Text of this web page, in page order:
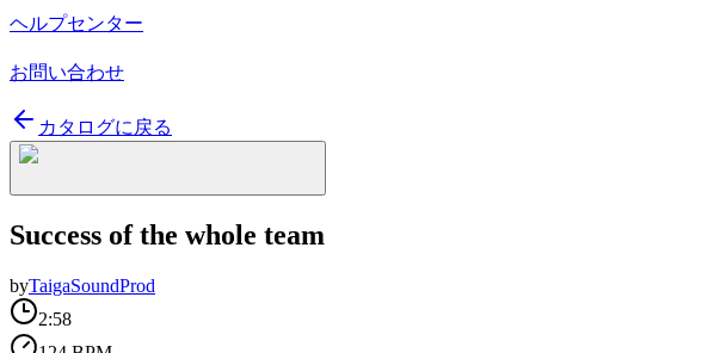
ヘルプセンター
お問い合わせ
カタログに戻る
Success of the whole team
byTaigaSoundProd
2:58